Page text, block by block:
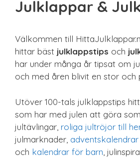
Sista minuten
Sport & träning
Teknik
Julklappar &
Välkommen till
hittar bäst julklappstips och
har under många år tipsat om
och med åren blivit en stor och
Utöver 100-tals julklappstips
som har med julen att göra
jultävlingar, roliga jultröjor till
julmarknader,
och kalendrar för barn ,